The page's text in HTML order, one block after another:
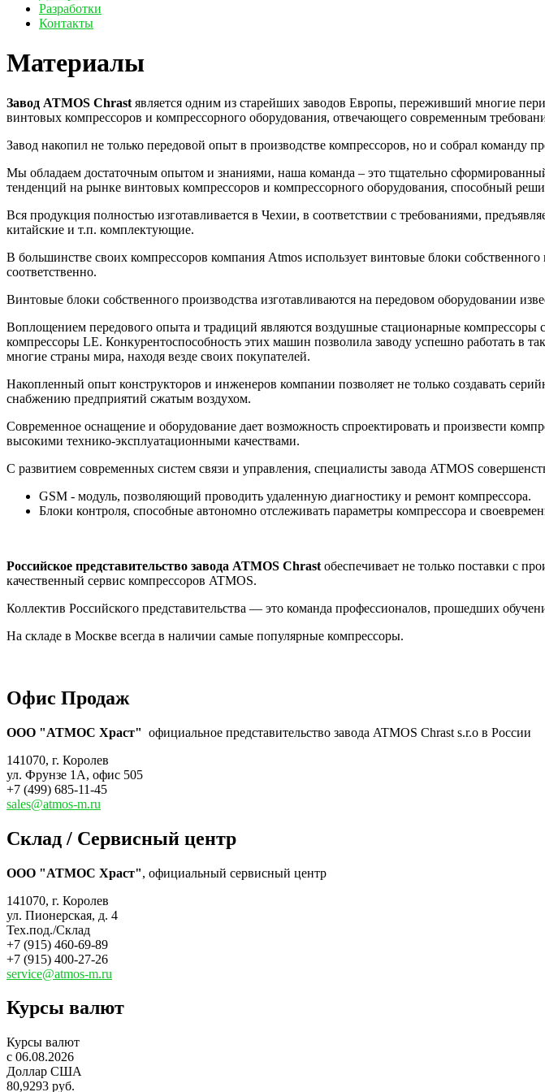
Разработки
Контакты
Материалы
Завод ATMOS Chrast является одним из старейших заводов Европы, переживший многие
винтовых компрессоров и компрессорного оборудования, отвечающего современным
Завод накопил не только передовой опыт в производстве компрессоров, но и собрал команду
Мы обладаем достаточным опытом и знаниями, наша команда – это тщательно
тенденций на рынке винтовых компрессоров и компрессорного оборудования, способный
Вся продукция полностью изготавливается в Чехии, в соответствии с требованиями,
китайские и т.п. комплектующие.
В большинстве своих компрессоров компания Atmos использует винтовые блоки
соответственно.
Винтовые блоки собственного производства изготавливаются на передовом оборудовании
Воплощением передового опыта и традиций являются воздушные стационарные
компрессоры LE. Конкурентоспособность этих машин позволила заводу успешно работать в
многие страны мира, находя везде своих покупателей.
Накопленный опыт конструкторов и инженеров компании позволяет не только создавать
снабжению предприятий сжатым воздухом.
Современное оснащение и оборудование дает возможность спроектировать и произвести
высокими технико-эксплуатационными качествами.
С развитием современных систем связи и управления, специалисты завода ATMOS
GSM - модуль, позволяющий проводить удаленную диагностику и ремонт компрессора.
Блоки контроля, способные автономно отслеживать параметры компрессора и
Российское представительство завода ATMOS Chrast обеспечивает не только поставки с
качественный сервис компрессоров ATMOS.
Коллектив Российского представительства — это команда профессионалов, прошедших
На складе в Москве всегда в наличии самые популярные компрессоры.
Офис Продаж
ООО "АТМОС Храст" официальное представительство завода ATMOS Chrast s.r.o в России
141070, г. Королев
ул. Фрунзе 1А, офис 505
+7 (499) 685-11-45
sales@atmos-m.ru
Склад / Сервисный центр
ООО "АТМОС Храст", официальный сервисный центр
141070, г. Королев
ул. Пионерская, д. 4
Тех.под./Склад
+7 (915) 460-69-89
+7 (915) 400-27-26
service@atmos-m.ru
Курсы валют
Курсы валют
c 06.08.2026
Доллар США
80,9293 руб.